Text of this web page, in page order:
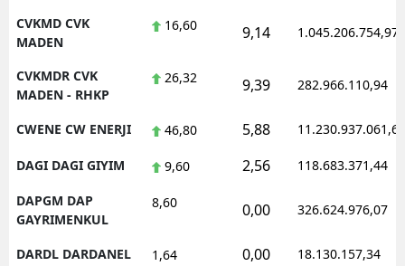
CVKMD CVK
MADEN
16,60 9,14 1.045.206.754,97
CVKMDR CVK
MADEN - RHKP
26,32 9,39 282.966.110,94
CWENE CW ENERJI 46,80 5,88 11.230.937.061,62
DAGI DAGI GIYIM 9,60 2,56 118.683.371,44
DAPGM DAP
GAYRIMENKUL
8,60 0,00 326.624.976,07
DARDL DARDANEL 1,64 0,00 18.130.157,34